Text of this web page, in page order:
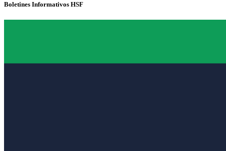
Boletines Informativos HSF